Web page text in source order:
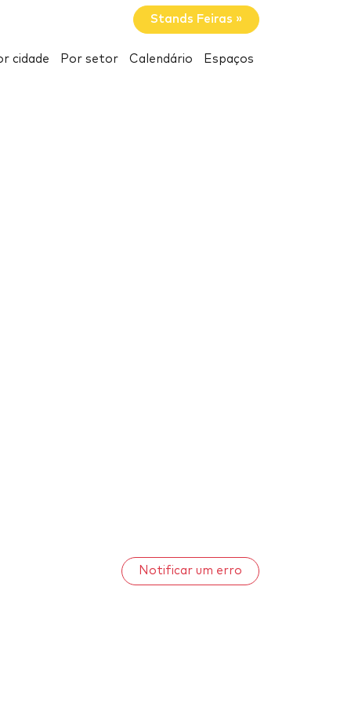
Stands Feiras »
cidade Por setor Calendário Espaços
Notificar um erro